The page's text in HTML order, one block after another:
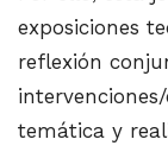
exposiciones
reflexión
temática y